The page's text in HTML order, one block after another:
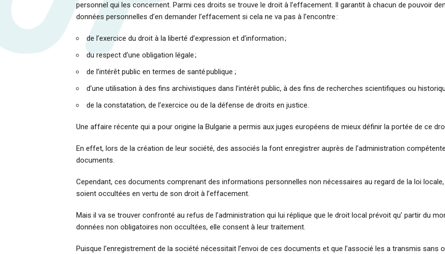
personnel qui les concernent. Parmi ces droits se trouve le droit à l’effacement. Il garantit à chacun de pouvoir
données personnelles d’en demander l’effacement si cela ne va pas à l’encontre :
de l’exercice du droit à la liberté d’expression et d’information ;
du respect d’une obligation légale ;
de l’intérêt public en termes de santé publique ;
d’une utilisation à des fins archivistiques dans l’intérêt public, à des fins de recherches scientifiques ou
de la constatation, de l’exercice ou de la défense de droits en justice.
Une affaire récente qui a pour origine la Bulgarie a permis aux juges européens de mieux définir la portée de ce
En effet, lors de la création de leur société, des associés la font enregistrer auprès de l’administration
documents.
Cependant, ces documents comprenant des informations personnelles non nécessaires au regard de la loi
soient occultées en vertu de son droit à l’effacement.
Mais il va se trouver confronté au refus de l’administration qui lui réplique que le droit local prévoit qu’ partir du
données non obligatoires non occultées, elle consent à leur traitement.
Puisque l’enregistrement de la société nécessitait l’envoi de ces documents et que l’associé les a transmis sans